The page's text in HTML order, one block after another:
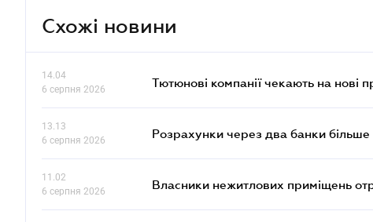
Схожі новини
14.04
6 серпня 2026
Тютюнові компанії чекають на нові
13.13
6 серпня 2026
Розрахунки через два банки більше
11.02
6 серпня 2026
Власники нежитлових приміщень